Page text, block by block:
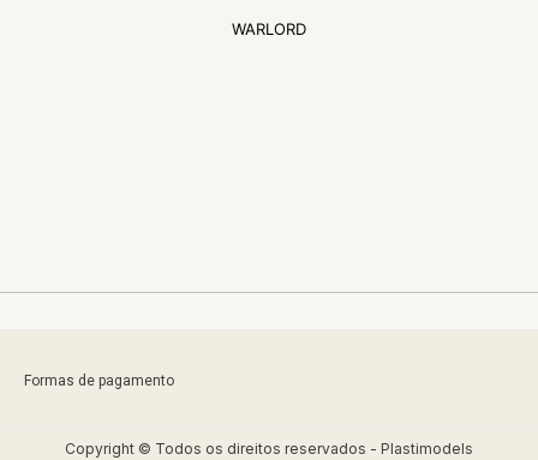
WARLORD
Formas de pagamento
Copyright © Todos os direitos reservados - Plastimodels